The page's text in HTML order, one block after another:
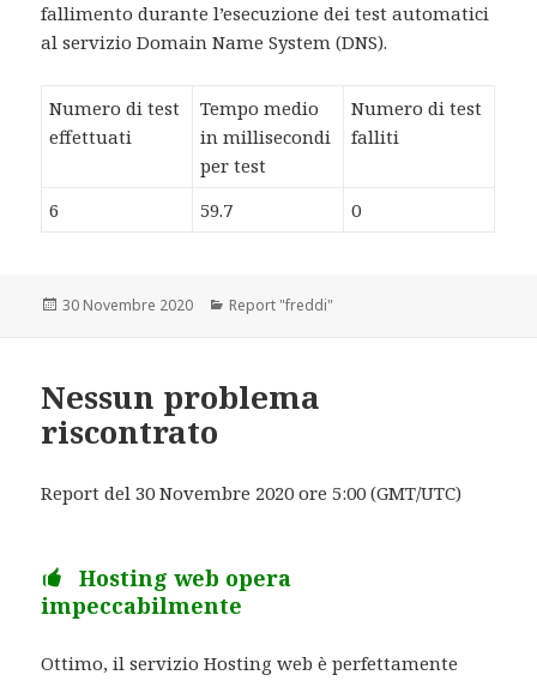
fallimento durante l’esecuzione dei test automatici
al servizio Domain Name System (DNS).
Numero di test
effettuati
Tempo medio
in millisecondi
per test
Numero di test
falliti
6 59.7 0
Scritto
30 Novembre 2020 Categorie
Report "freddi"
Nessun problema
riscontrato
Report del 30 Novembre 2020 ore 5:00 (GMT/UTC)
Hosting web opera
impeccabilmente
Ottimo, il servizio Hosting web è perfettamente